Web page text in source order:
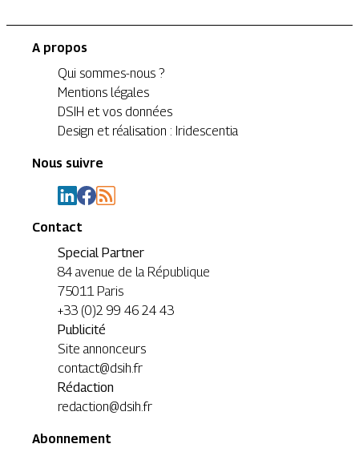
A propos
Qui sommes-nous ?
Mentions légales
DSIH et vos données
Design et réalisation : Iridescentia
Nous suivre
Contact
Special Partner
84 avenue de la République
75011 Paris
+33 (0)2 99 46 24 43
Publicité
Site annonceurs
contact@dsih.fr
Rédaction
redaction@dsih.fr
Abonnement